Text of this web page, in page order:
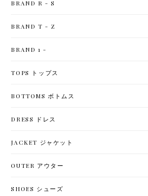
BRAND R - S
BRAND T - Z
BRAND 1 -
TOPS トップス
BOTTOMS ボトムス
DRESS ドレス
JACKET ジャケット
OUTER アウター
SHOES シューズ